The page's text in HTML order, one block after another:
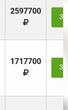
2597700
1717700